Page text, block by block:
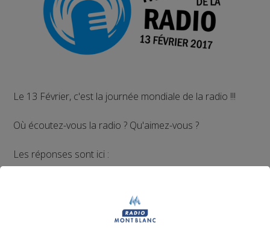
Le 13 Février, c'est la journée mondiale de la radio !!!
Où écoutez-vous la radio ? Qu'aimez-vous ?
Les réponses sont ici :